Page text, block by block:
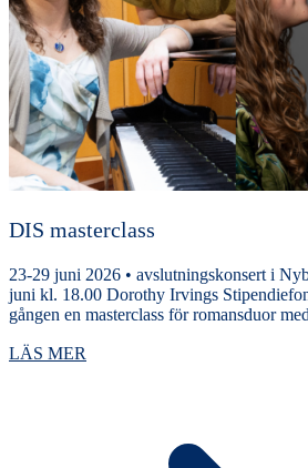
DIS masterclass
23-29 juni 2026 • avslutningskonsert i
juni kl. 18.00 Dorothy Irvings
gången en masterclass för romansduor
LÄS MER